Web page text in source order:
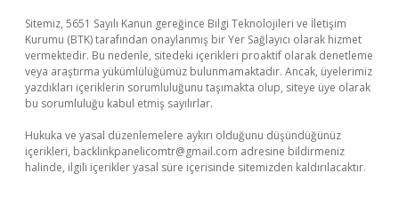
Sitemiz, 5651 Sayılı Kanun gereğince Bilgi Teknolojileri ve İletişim
Kurumu (BTK) tarafından onaylanmış bir Yer Sağlayıcı olarak hizmet
vermektedir. Bu nedenle, sitedeki içerikleri proaktif olarak denetleme
veya araştırma yükümlülüğümüz bulunmamaktadır. Ancak, üyelerimiz
yazdıkları içeriklerin sorumluluğunu taşımakta olup, siteye üye olarak
bu sorumluluğu kabul etmiş sayılırlar.
Hukuka ve yasal düzenlemelere aykırı olduğunu düşündüğünüz
içerikleri, backlinkpanelicomtr@gmail.com adresine bildirmeniz
halinde, ilgili içerikler yasal süre içerisinde sitemizden kaldırılacaktır.